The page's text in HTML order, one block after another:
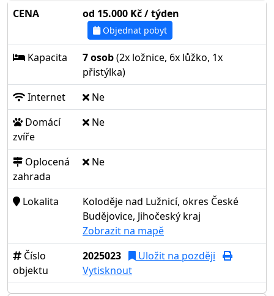
CENA od 15.000 Kč / týden
Objednat pobyt
Kapacita 7 osob(2x ložnice, 6x lůžko, 1x
přistýlka)
Internet
Ne
Domácí
zvíře
Ne
Oplocená
zahrada
Ne
Lokalita
Koloděje nad Lužnicí, okres České
Budějovice, Jihočeský kraj
Zobrazit na mapě
Číslo
objektu
2025023
Uložit na později
Vytisknout